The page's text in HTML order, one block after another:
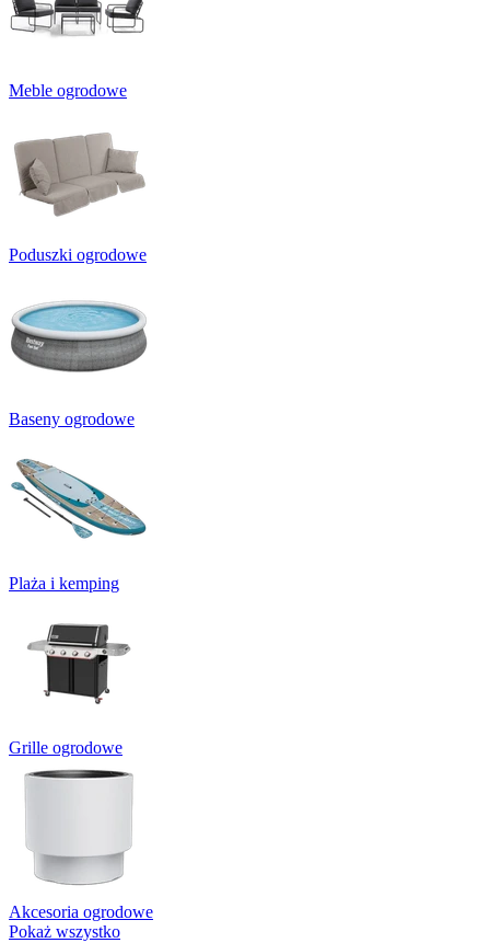
Meble ogrodowe
Poduszki ogrodowe
Baseny ogrodowe
Plaża i kemping
Grille ogrodowe
Akcesoria ogrodowe
Pokaż wszystko